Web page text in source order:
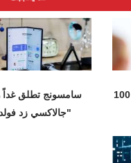
"مكالمات الصدمة" تسرق 100
سامسونج تطلق غداً
"جالاكسي زد فولد